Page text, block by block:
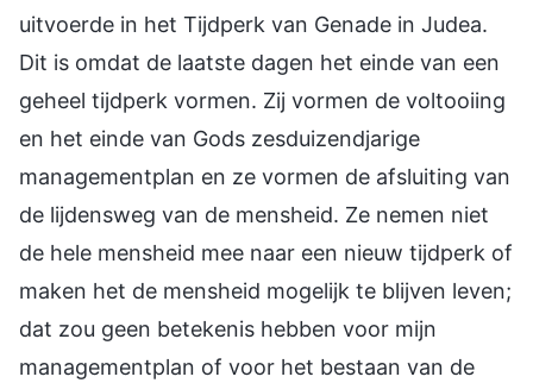
uitvoerde in het Tijdperk van Genade in Judea.
Dit is omdat de laatste dagen het einde van een
geheel tijdperk vormen. Zij vormen de voltooiing
en het einde van Gods zesduizendjarige
managementplan en ze vormen de afsluiting van
de lijdensweg van de mensheid. Ze nemen niet
de hele mensheid mee naar een nieuw tijdperk of
maken het de mensheid mogelijk te blijven leven;
dat zou geen betekenis hebben voor mijn
managementplan of voor het bestaan van de